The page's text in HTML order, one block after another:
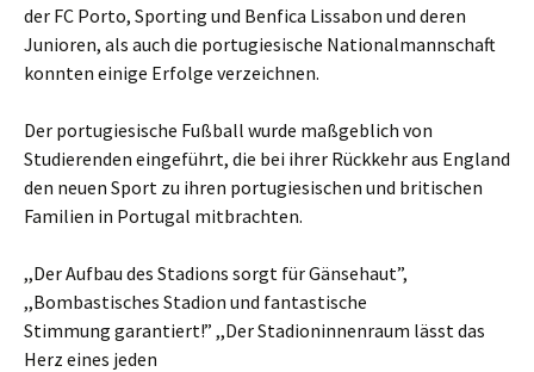
der FC Porto, Sporting und Benfica Lissabon und deren
Junioren, als auch die portugiesische Nationalmannschaft
konnten einige Erfolge verzeichnen.
Der portugiesische Fußball wurde maßgeblich von
Studierenden eingeführt, die bei ihrer Rückkehr aus England
den neuen Sport zu ihren portugiesischen und britischen
Familien in Portugal mitbrachten.
,,Der Aufbau des Stadions sorgt für Gänsehaut”,
,,Bombastisches Stadion und fantastische
Stimmung garantiert!” ,,Der Stadioninnenraum lässt das
Herz eines jeden